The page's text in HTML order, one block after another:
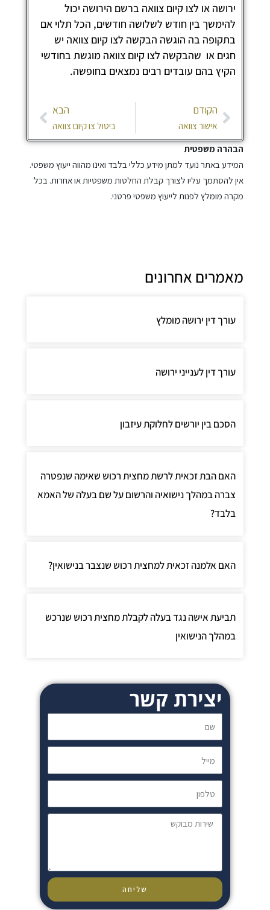
או לצו קיום צוואה ברשם הירושה יכול
בין חודש לשלושה חודשים, הכל תלוי אם
בה הוגשה הבקשה לצו קיום צוואה יש
או שהבקשה לצו קיום צוואה מוגשת בחודשי
בהם עובדים רבים נמצאים בחופשה.
אישור צוואה ביטול צו קיום צוואה
הבא
משפטית
באתר נועד למתן מידע כללי בלבד ואינו מהווה ייעוץ משפטי.
להסתמך עליו לצורך קבלת החלטות משפטיות או אחרות. בכל
מומלץ לפנות לייעוץ משפטי פרטני.
אחרונים
דין ירושה מומלץ
דין לענייני ירושה
בין יורשים לחלוקת עיזבון
הבת זכאית לרשת מחצית רכוש שאימה שנפטרה
במהלך נישואיה והרשום על שם בעלה של האמא
אלמנה זכאית למחצית רכוש שנצבר בנישואין?
אישה נגד בעלה לקבלת מחצית רכוש שנרכש
הנישואין
יצירת קשר